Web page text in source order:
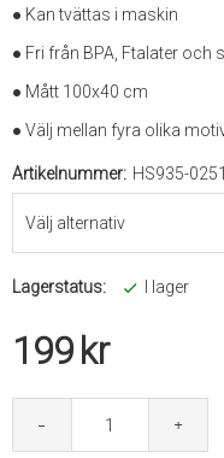
● Kan tvättas i maskin
● Fri från BPA, Ftalater och
● Mått 100x40 cm
● Välj mellan fyra olika
Artikelnummer: HS935-
Lagerstatus: I lager
199 kr